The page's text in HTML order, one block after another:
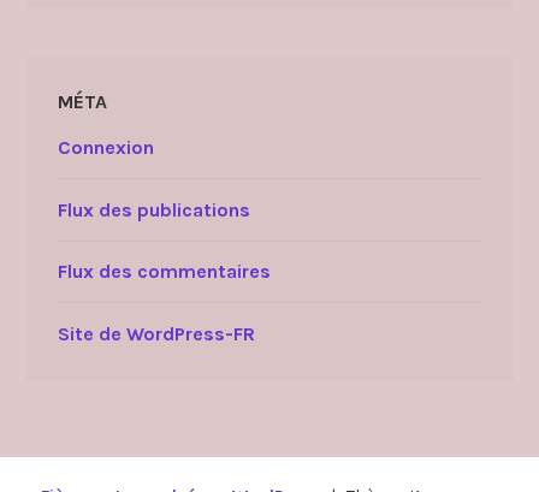
MÉTA
Connexion
Flux des publications
Flux des commentaires
Site de WordPress-FR